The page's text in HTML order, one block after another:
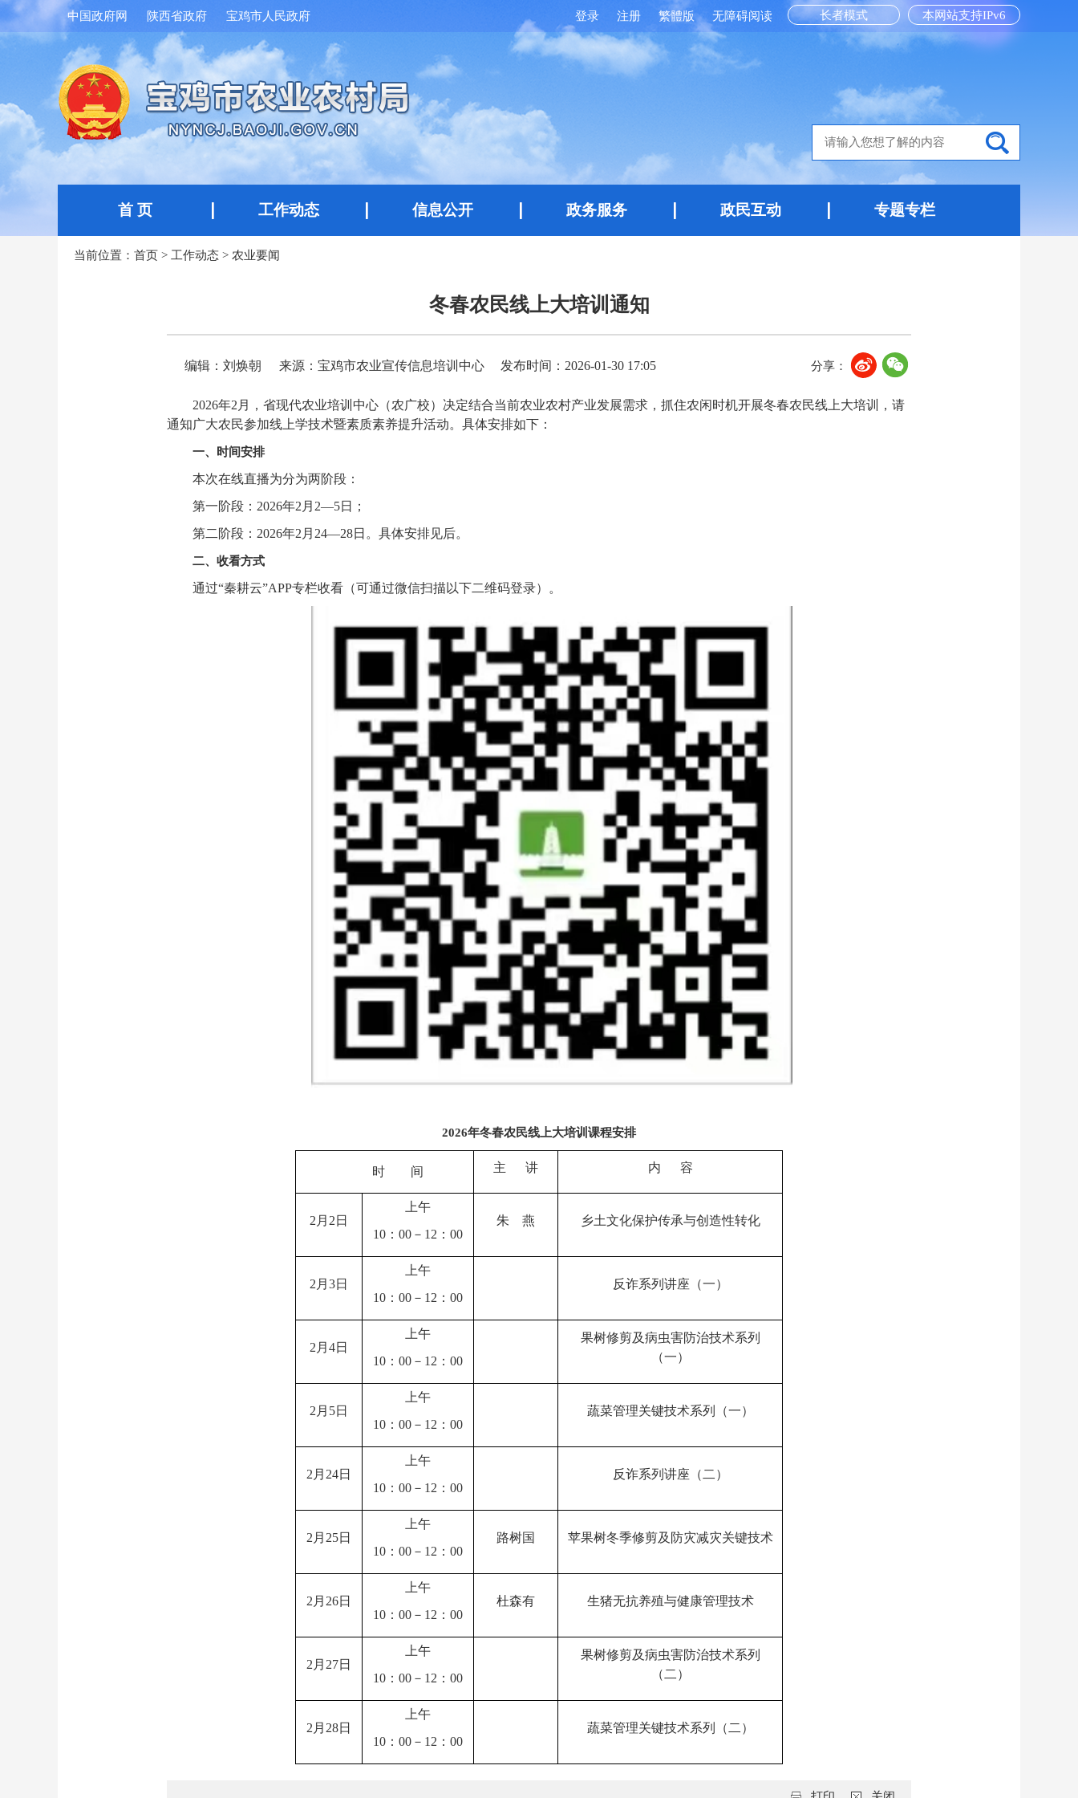
中国政府网 陕西省政府 宝鸡市人民政府 本网站支持IPv6
长者模式
登录 注册 繁體版 无障碍阅读
首 页 工作动态 信息公开 政务服务 政民互动 专题专栏
当前位置： 首页 > 工作动态 > 农业要闻
冬春农民线上大培训通知
编辑：刘焕朝 来源：宝鸡市农业宣传信息培训中心 发布时间：2026-01-30 17:05 分享：
2026年2月，省现代农业培训中心（农广校）决定结合当前农业农村产业发展需求，抓住农闲时机开展冬春农民线上大培训，请
通知广大农民参加线上学技术暨素质素养提升活动。具体安排如下：
一、时间安排
本次在线直播为分为两阶段：
第一阶段：2026年2月2—5日；
第二阶段：2026年2月24—28日。具体安排见后。
二、收看方式
通过“秦耕云”APP专栏收看（可通过微信扫描以下二维码登录）。
2026年冬春农民线上大培训课程安排
时 间 主 讲 内 容
2月2日
上午
10：00－12：00
朱 燕 乡土文化保护传承与创造性转化
2月3日
上午
10：00－12：00
反诈系列讲座（一）
2月4日
上午
10：00－12：00
果树修剪及病虫害防治技术系列
（一）
2月5日
上午
10：00－12：00
蔬菜管理关键技术系列（一）
2月24日
上午
10：00－12：00
反诈系列讲座（二）
2月25日
上午
10：00－12：00
路树国 苹果树冬季修剪及防灾减灾关键技术
2月26日
上午
10：00－12：00
杜森有 生猪无抗养殖与健康管理技术
2月27日
上午
10：00－12：00
果树修剪及病虫害防治技术系列
（二）
2月28日
上午
10：00－12：00
蔬菜管理关键技术系列（二）